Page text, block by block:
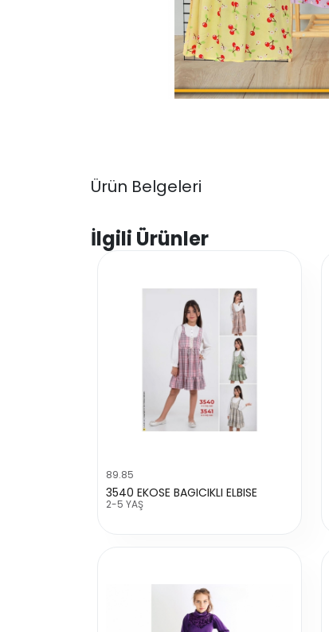
Ürün Belgeleri
İlgili Ürünler
89.85
3540 EKOSE BAGICIKLI ELBISE
2-5 YAŞ